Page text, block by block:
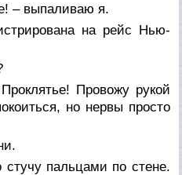
– выпаливаю я.
на рейс Нью-
Провожу рукой
но нервы просто
стучу пальцами по стене.